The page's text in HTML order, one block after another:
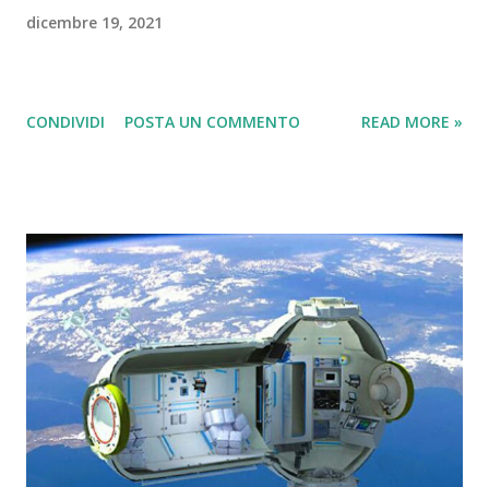
dicembre 19, 2021
CONDIVIDI POSTA UN COMMENTO READ MORE »